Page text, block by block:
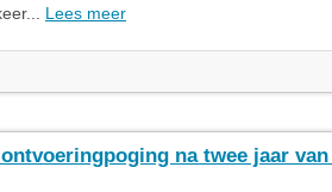
Lees meer
na twee jaar